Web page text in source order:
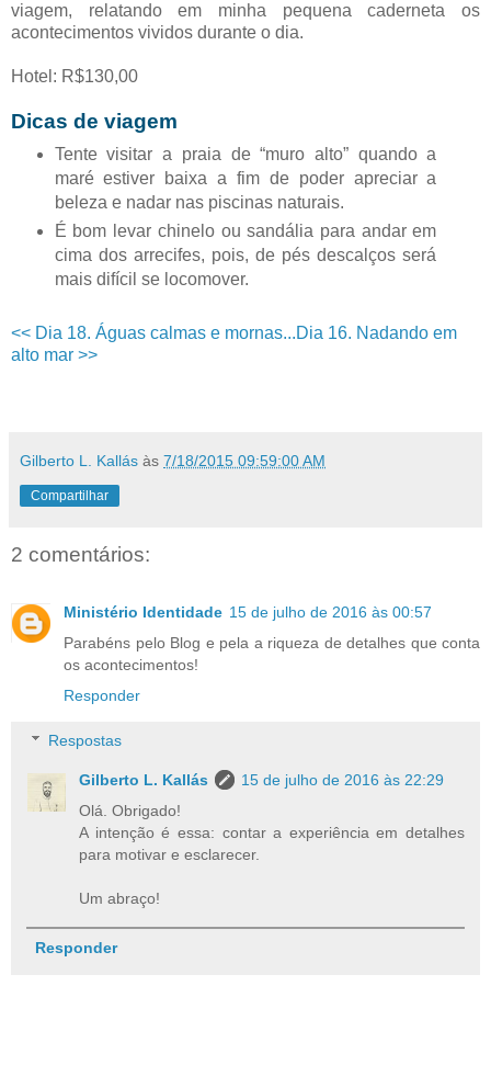
viagem, relatando em minha pequena caderneta os
acontecimentos vividos durante o dia.
Hotel: R$130,00
Dicas de viagem
Tente visitar a praia de “muro alto” quando a
maré estiver baixa a fim de poder apreciar a
beleza e nadar nas piscinas naturais.
É bom levar chinelo ou sandália para andar em
cima dos arrecifes, pois, de pés descalços será
mais difícil se locomover.
<< Dia 18. Águas calmas e mornas...Dia 16. Nadando em
alto mar >>
Gilberto L. Kallás às 7/18/2015 09:59:00 AM
Compartilhar
2 comentários:
Ministério Identidade 15 de julho de 2016 às 00:57
Parabéns pelo Blog e pela a riqueza de detalhes que conta
os acontecimentos!
Responder
Respostas
Gilberto L. Kallás
15 de julho de 2016 às 22:29
Olá. Obrigado!
A intenção é essa: contar a experiência em detalhes
para motivar e esclarecer.
Um abraço!
Responder